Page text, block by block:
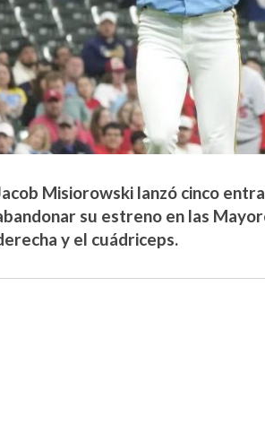
Misiorowski lanzó cinco
su estreno en las
y el cuádriceps.